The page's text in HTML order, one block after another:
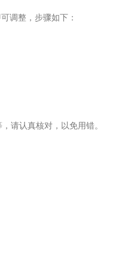
调整，步骤如下：
请认真核对，以免用错。